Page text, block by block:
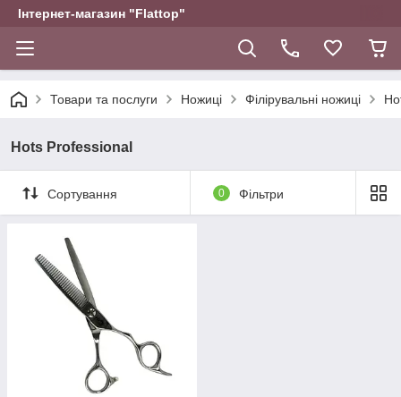
Інтернет-магазин "Flattop"
Товари та послуги Ножиці Філірувальні ножиці
Hots Professional
Сортування 0 Фільтри